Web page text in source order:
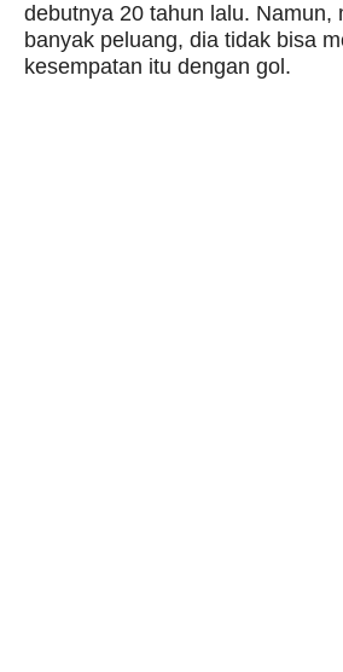
debutnya 20 tahun lalu. Namun,
banyak peluang, dia tidak bisa
kesempatan itu dengan gol.